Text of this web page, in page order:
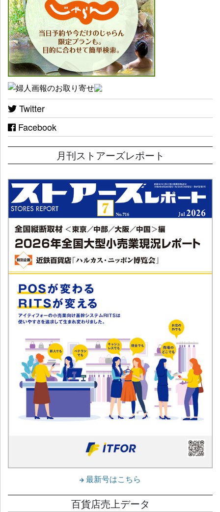
Twitter
Facebook
月刊ストアーズレポート
最新号はこちら
百貨店売上データ